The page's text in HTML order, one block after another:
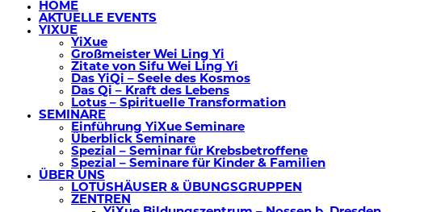
HOME
AKTUELLE EVENTS
YIXUE
YiXue
Großmeister Wei Ling Yi
Zitate von Sifu Wei Ling Yi
Das YiQi – Seele des Kosmos
Das Qi – Kraft des Lebens
Lotus – Spirituelle Transformation
SEMINARE
Einführung YiXue Seminare
Überblick Seminare
Spezial – Seminar für Krebsbetroffene
Spezial – Seminare für Kinder & Familien
ÜBER UNS
LOTUSHÄUSER & ÜBUNGSGRUPPEN
ZENTREN